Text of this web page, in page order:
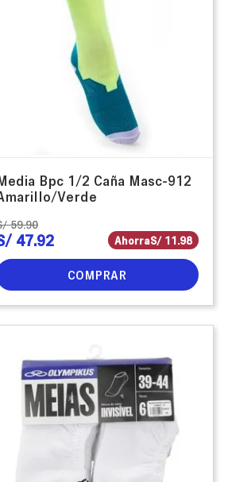
Bpc 1/2 Caña Masc-912
Verde
59.90
47.92 AhorraS/ 11.98
COMPRAR